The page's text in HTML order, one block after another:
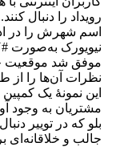
رویداد را دنبال
اسم شهرش را در
موفق شد موقعیت
نظرات آن‌ها را از
این نمونۀ یک
مشتریان به وجود‌
بلو که در توییر
جالب و خلاقانه‌ای